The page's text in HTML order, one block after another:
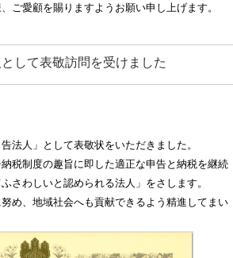
ご愛顧を賜りますようお願い申し上げます。
して表敬訪問を受けました
法人」として表敬状をいただきました。
税制度の趣旨に即した適正な申告と納税を継続
さわしいと認められる法人」をさします。
め、地域社会へも貢献できるよう精進してまい